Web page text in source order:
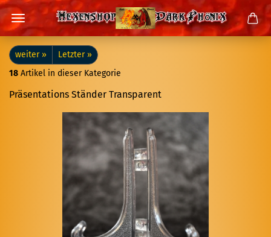
weiter »
Letzter »
18 Artikel in dieser Kategorie
Prä­sen­ta­ti­ons Stän­der Trans­pa­rent